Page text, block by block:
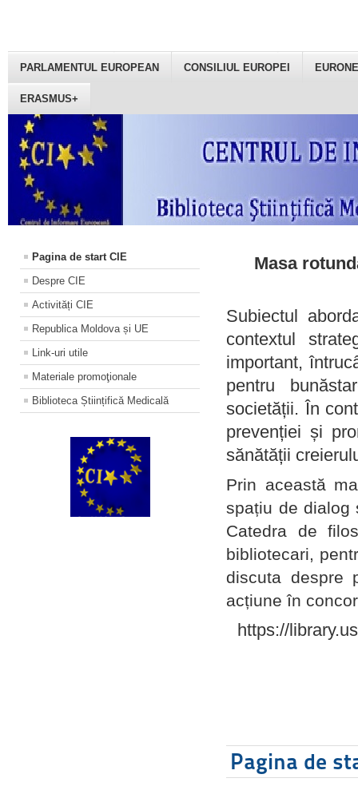
PARLAMENTUL EUROPEAN CONSILIUL EUROPEI
ERASMUS+
Pagina de start CIE
Despre CIE
Activități CIE
Republica Moldova și UE
Link-uri utile
Materiale promoţionale
Biblioteca Științifică Medicală
Masa
Subiectul
contextul
important,
pentru
societății. În
prevenției și
sănătății
Prin această
spațiu de dialog
Catedra de
bibliotecari,
discuta despre
acțiune în
https://
Pagina de